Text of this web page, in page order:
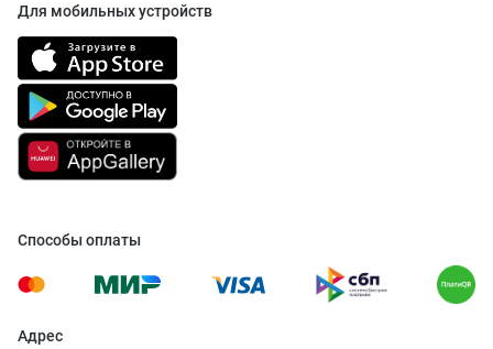
Для мобильных устройств
Способы оплаты
Адрес